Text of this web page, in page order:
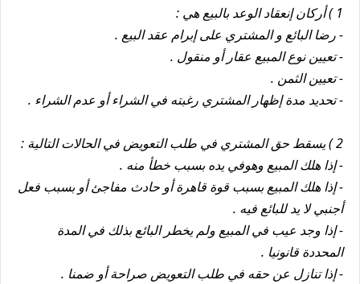
1 ) أركان إنعقاد الوعد بالبيع هي :
- رضا البائع و المشتري على إبرام عقد البيع .
- تعيين نوع المبيع عقار أو منقول .
- تعيين الثمن .
- تحديد مدة إظهار المشتري رغبته في الشراء أو عدم الشراء .
2 ) يسقط حق المشتري في طلب التعويض في الحالات التالية :
- إذا هلك المبيع وهوفي يده بسبب خطأ منه .
- إذا هلك المبيع بسبب قوة قاهرة أو حادث مفاجئ أو بسبب فعل
أجنبي لا يد للبائع فيه .
- إذا وجد عيب في المبيع ولم يخطر البائع بذلك في المدة
المحددة قانونيا .
- إذا تنازل عن حقه في طلب التعويض صراحة أو ضمنا .